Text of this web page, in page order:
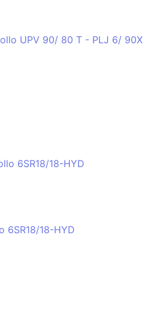
UPV 90/ 80 T - PLJ 6/ 90X
6SR18/18-HYD